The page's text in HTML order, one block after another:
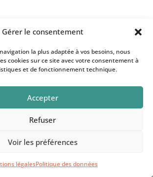
Gérer le consentement
la plus adaptée à vos besoins, nous
cookies sur ce site avec votre consentement à
et de fonctionnement technique.
Accepter
Refuser
Voir les préférences
légalesPolitique des données
-Le titan Prométhée est
pionniers de l’écologie
décroissance posaient
se donne pas de limites ? »
Dans la ville de Pripyat,
feu des dieux.
enlevée de la 9ville fantôme
centrale nucléaire pour